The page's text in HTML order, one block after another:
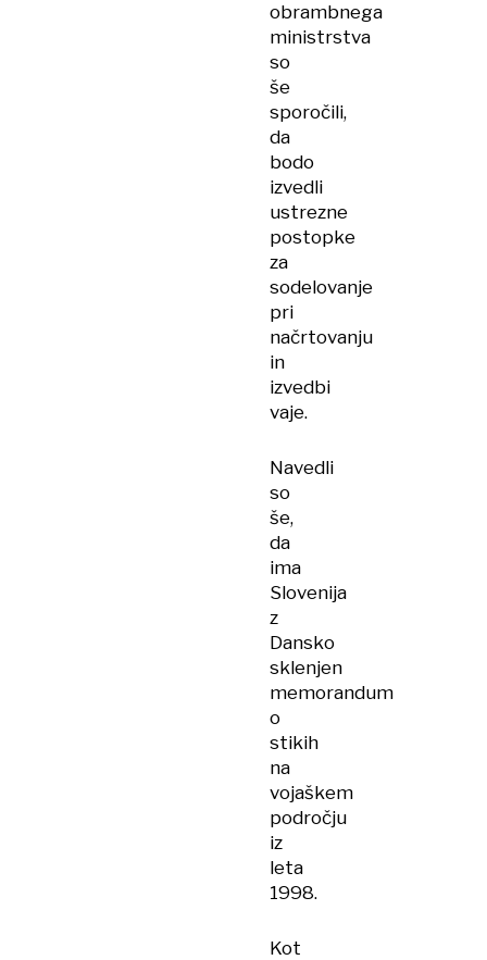
obrambnega
ministrstva
so
še
sporočili,
da
bodo
izvedli
ustrezne
postopke
za
sodelovanje
pri
načrtovanju
in
izvedbi
vaje.
Navedli
so
še,
da
ima
Slovenija
z
Dansko
sklenjen
memorandum
o
stikih
na
vojaškem
področju
iz
leta
1998.
Kot